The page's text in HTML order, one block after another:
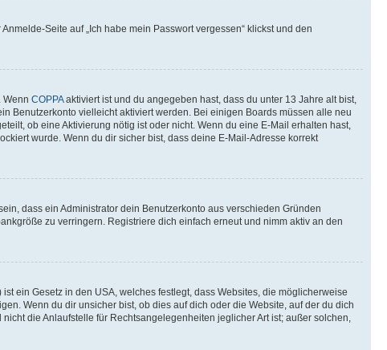
Seite auf „Ich habe mein Passwort vergessen“ klickst und den
Wenn COPPAaktiviert ist und du angegeben hast, dass du unter 13 Jahre alt bist,
Benutzerkonto vielleicht aktiviert werden. Bei einigen Boards müssen alle neu
ob eine Aktivierung nötig ist oder nicht. Wenn du eine E-Mail erhalten hast,
wurde. Wenn du dir sicher bist, dass deine E-Mail-Adresse korrekt
dass ein Administrator dein Benutzerkonto aus verschieden Gründen
zu verringern. Registriere dich einfach erneut und nimm aktiv an den
ein Gesetz in den USA, welches festlegt, dass Websites, die möglicherweise
Wenn du dir unsicher bist, ob dies auf dich oder die Website, auf der du dich
die Anlaufstelle für Rechtsangelegenheiten jeglicher Art ist; außer solchen,